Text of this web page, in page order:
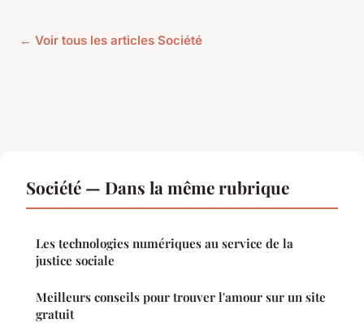
← Voir tous les articles Société
Société — Dans la même rubrique
Les technologies numériques au service de la
justice sociale
Meilleurs conseils pour trouver l'amour sur un site
gratuit